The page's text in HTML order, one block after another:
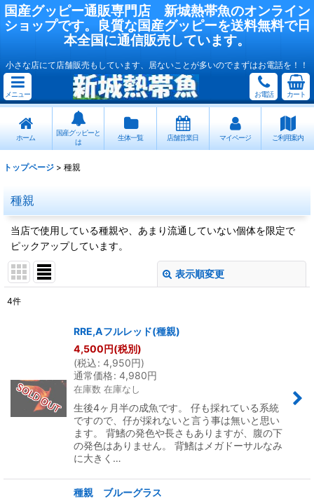
国産グッピー通販専門店 新城熱帯魚のオンライン
ショップです。良質な国産グッピーを送料無料で日
本全国に通信販売しています。
小さな店にて店舗販売もしています、居ないことが多いのでまずはお電話を！！
メニュー お電話 カート
ホーム
国産グッピーと
は
生体一覧 店舗営業日 マイページ ご利用案内
トップページ > 種親
種親
当店で使用している種親や、あまり流通していない個体を限定で
ピックアップしています。
表示順変更
並び順:
絞り込む
4件
RRE,Aフルレッド(種親)
4,500円(税別)
(税込: 4,950円)
通常価格: 4,980円
在庫数 在庫なし
生後4ヶ月半の成魚です。 仔も採れている系統
ですので、仔が採れないと言う事は無いと思い
ます。 背鰭の発色や長さもありますが、腹の下
の発色はありません。 背鰭はメガドーサルなみ
に大きく…
種親 ブルーグラス